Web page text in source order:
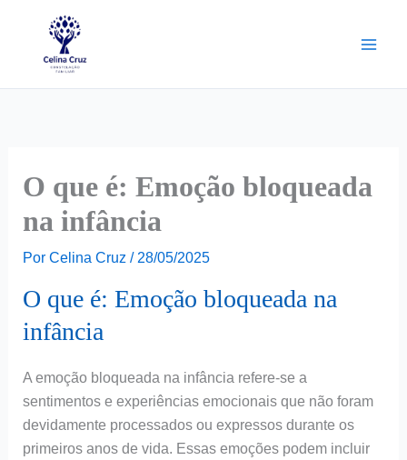
O que é: Emoção bloqueada
na infância
Por Celina Cruz / 28/05/2025
O que é: Emoção bloqueada na
infância
A emoção bloqueada na infância refere-se a
sentimentos e experiências emocionais que não foram
devidamente processados ou expressos durante os
primeiros anos de vida. Essas emoções podem incluir